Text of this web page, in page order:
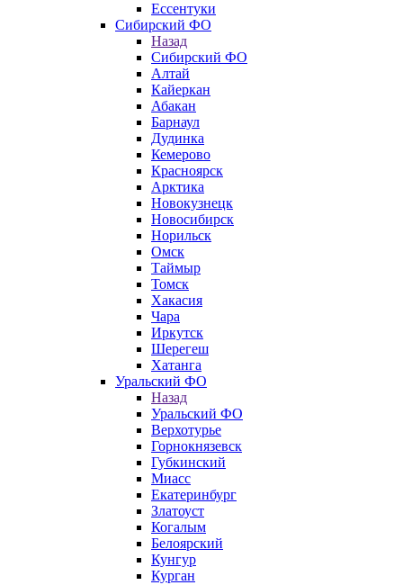
Ессентуки
Сибирский ФО
Назад
Сибирский ФО
Алтай
Кайеркан
Абакан
Барнаул
Дудинка
Кемерово
Красноярск
Арктика
Новокузнецк
Новосибирск
Норильск
Омск
Таймыр
Томск
Хакасия
Чара
Иркутск
Шерегеш
Хатанга
Уральский ФО
Назад
Уральский ФО
Верхотурье
Горнокнязевск
Губкинский
Миасс
Екатеринбург
Златоуст
Когалым
Белоярский
Кунгур
Курган